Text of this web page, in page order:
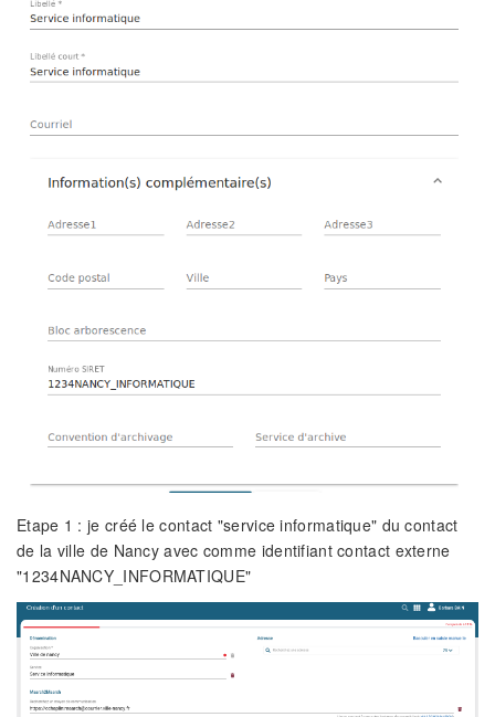
Etape 1 : je créé le contact "service informatique" du contact
de la ville de Nancy avec comme identifiant contact externe
"1234NANCY_INFORMATIQUE"